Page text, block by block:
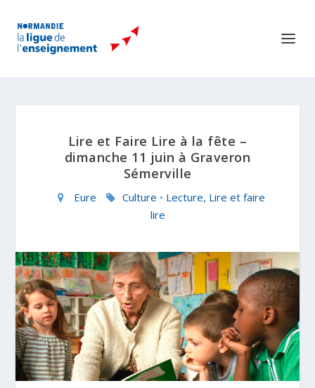
Lire et Faire Lire à la fête –
dimanche 11 juin à Graveron
Sémerville
Eure Culture • Lecture, Lire et faire
lire